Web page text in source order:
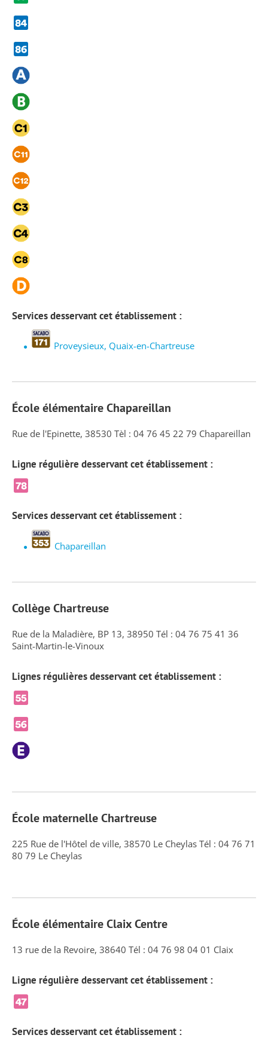
Services desservant cet établissement :
Proveysieux, Quaix-en-Chartreuse
École élémentaire Chapareillan
Rue de l'Epinette, 38530 Tèl : 04 76 45 22 79 Chapareillan
Ligne régulière desservant cet établissement :
Services desservant cet établissement :
Chapareillan
Collège Chartreuse
Rue de la Maladière, BP 13, 38950 Tél : 04 76 75 41 36
Saint-Martin-le-Vinoux
Lignes régulières desservant cet établissement :
École maternelle Chartreuse
225 Rue de l'Hôtel de ville, 38570 Le Cheylas Tél : 04 76 71
80 79 Le Cheylas
École élémentaire Claix Centre
13 rue de la Revoire, 38640 Tél : 04 76 98 04 01 Claix
Ligne régulière desservant cet établissement :
Services desservant cet établissement :